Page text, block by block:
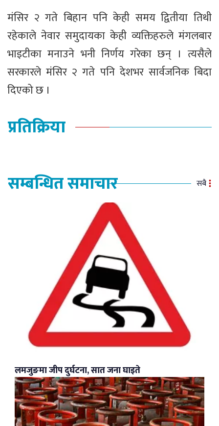
मंसिर २ गते बिहान पनि केही समय द्वितीया तिथी
रहेकाले नेवार समुदायका केही व्यक्तिहरुले मंगलबार
भाइटीका मनाउने भनी निर्णय गरेका छन् । त्यसैले
सरकारले मंसिर २ गते पनि देशभर सार्वजनिक बिदा
दिएको छ ।
प्रतिक्रिया
सम्बन्धित समाचार सबै
लमजुङमा जीप दुर्घटना, सात जना घाइते